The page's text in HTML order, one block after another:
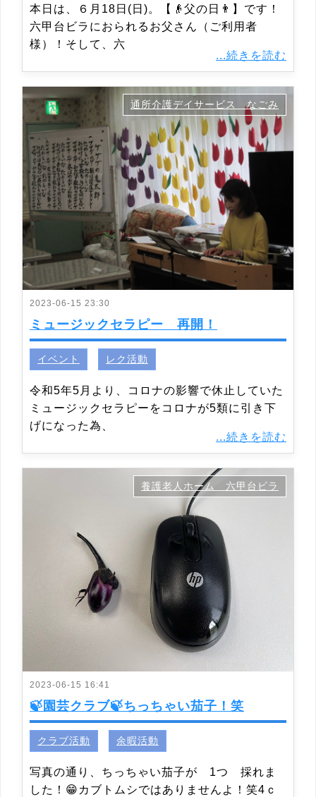
本日は、６月18日(日)。【👴父の日👨】です！
六甲台ビラにおられるお父さん（ご利用者
様）！そして、六
...続きを読む
2023-06-15 23:30
ミュージックセラピー 再開！
通所介護デイサービス なごみ
イベント レク活動
令和5年5月より、コロナの影響で休止していた
ミュージックセラピーをコロナが5類に引き下
げになった為、
...続きを読む
2023-06-15 16:41
🍃園芸クラブ🍃ちっちゃい茄子！笑
養護老人ホーム 六甲台ビラ
クラブ活動 余暇活動
写真の通り、ちっちゃい茄子が 1つ 採れま
した！😁カブトムシではありませんよ！笑4ｃ